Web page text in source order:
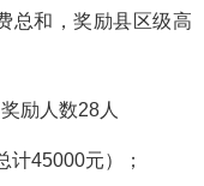
总和，奖励县区级高
励人数28人
计45000元）；